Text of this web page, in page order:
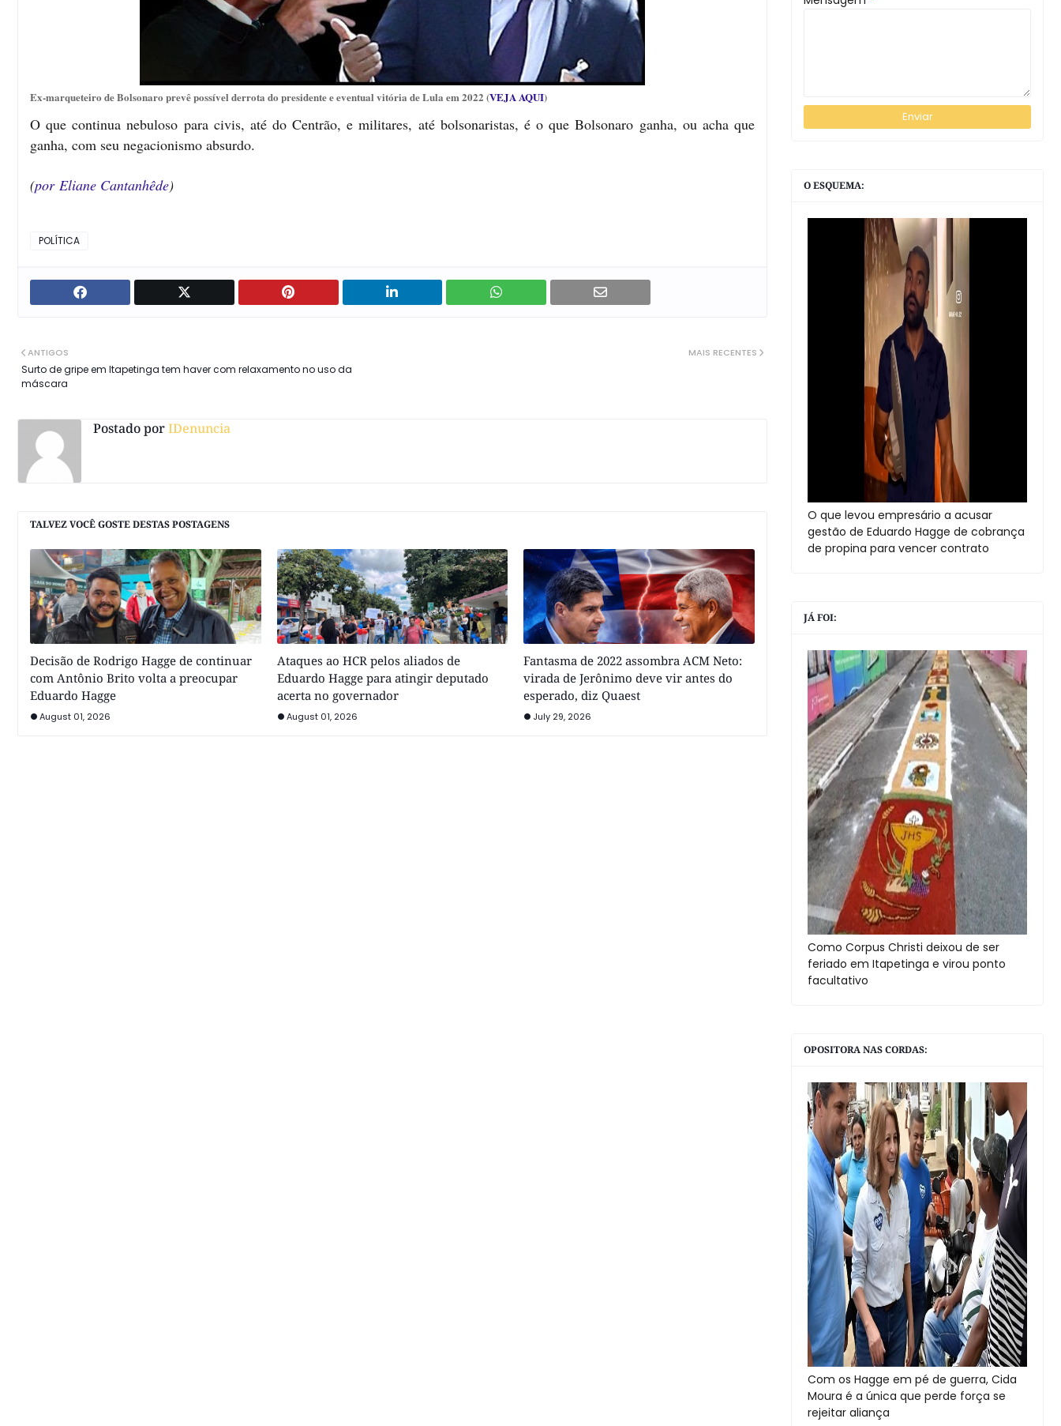
Ex-marqueteiro de Bolsonaro prevê possível derrota do presidente e eventual vitória de Lula em 2022 (VEJA AQUI)
O que continua nebuloso para civis, até do Centrão, e militares, até bolsonaristas, é o que Bolsonaro ganha, ou acha que
ganha, com seu negacionismo absurdo.
(por Eliane Cantanhêde)
POLÍTICA
MAIS RECENTES
ANTIGOS
Surto de gripe em Itapetinga tem haver com relaxamento no uso da
máscara
Postado porIDenuncia
TALVEZ VOCÊ GOSTE DESTAS POSTAGENS
Decisão de Rodrigo Hagge de continuar
com Antônio Brito volta a preocupar
Eduardo Hagge
August 01, 2026
Ataques ao HCR pelos aliados de
Eduardo Hagge para atingir deputado
acerta no governador
August 01, 2026
Fantasma de 2022 assombra ACM Neto:
virada de Jerônimo deve vir antes do
esperado, diz Quaest
July 29, 2026
O ESQUEMA:
O que levou empresário a acusar
gestão de Eduardo Hagge de cobrança
de propina para vencer contrato
JÁ FOI:
Como Corpus Christi deixou de ser
feriado em Itapetinga e virou ponto
facultativo
OPOSITORA NAS CORDAS:
Com os Hagge em pé de guerra, Cida
Moura é a única que perde força se
rejeitar aliança